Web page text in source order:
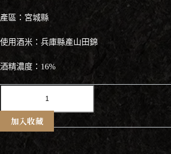
產區：宮城縣
使用酒米：兵庫縣產山田錦
酒精濃度：16%
見
取
加入收藏